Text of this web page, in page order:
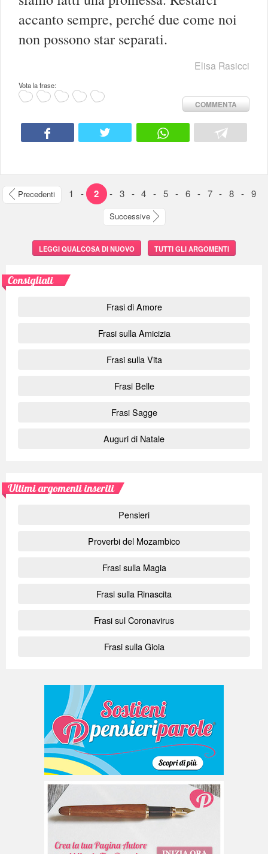
accanto sempre, perché due come noi
non possono star separati.
Elisa Rasicci
Vota la frase:
COMMENTA
Precedenti 1 - 2 - 3 - 4 - 5 - 6 - 7 - 8 - 9
Successive
LEGGI QUALCOSA DI NUOVO TUTTI GLI ARGOMENTI
Consigliati
Frasi di Amore
Frasi sulla Amicizia
Frasi sulla Vita
Frasi Belle
Frasi Sagge
Auguri di Natale
Ultimi argomenti inseriti
Pensieri
Proverbi del Mozambico
Frasi sulla Magia
Frasi sulla Rinascita
Frasi sul Coronavirus
Frasi sulla Gioia